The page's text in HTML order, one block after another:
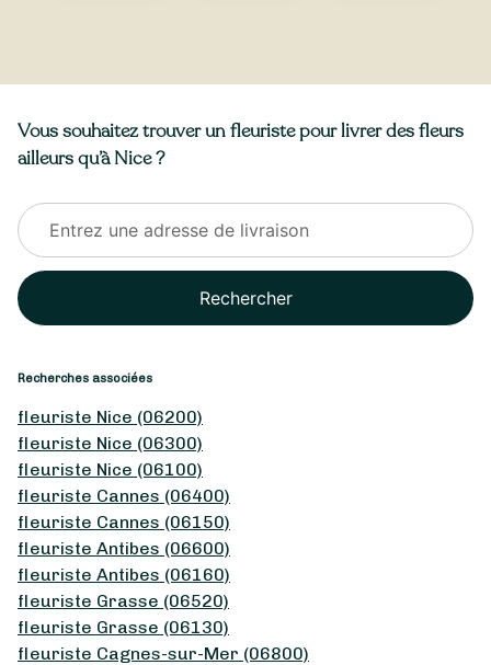
Vous souhaitez trouver un fleuriste pour livrer des fleurs
ailleurs qu’à Nice ?
Rechercher
Recherches associées
fleuriste Nice (06200)
fleuriste Nice (06300)
fleuriste Nice (06100)
fleuriste Cannes (06400)
fleuriste Cannes (06150)
fleuriste Antibes (06600)
fleuriste Antibes (06160)
fleuriste Grasse (06520)
fleuriste Grasse (06130)
fleuriste Cagnes-sur-Mer (06800)